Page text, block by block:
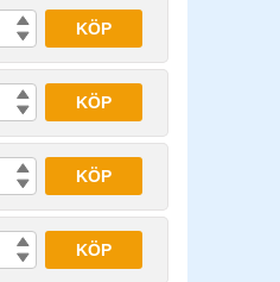
KÖP
KÖP
KÖP
KÖP